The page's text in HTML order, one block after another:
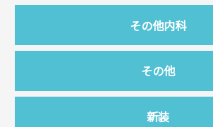
その他内科
その他
新装